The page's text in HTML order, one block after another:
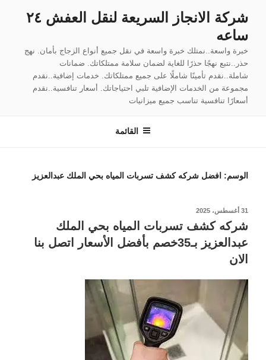
المحتوى
شركة الانجاز السريعة لنقل العفش ٢٤
ساعه
خبرة واسعة..نمتلك خبرة واسعة في نقل جميع أنواع الزجاج بأمان. نهج
حذر..نتبع نهجًا حذرًا للغاية لضمان سلامة ممتلكاتك. ضمانات
شاملة..نقدم تأمينًا شاملًا على جميع ممتلكاتك. خدمات إضافية..نقدم
مجموعة من الخدمات الإضافية تلبي احتياجاتك. أسعار تنافسية..نقدم
أسعارًا تنافسية تناسب جميع ميزانيات
القائمة
الوسم: افضل شركه كشف تسربات المياه بحي الملك عبدالعزيز
نُشر
31 أغسطس، 2025
شركه كشف تسربات المياه بحي الملك
عبدالعزيز بـ35خصم بأفضل الأسعار اتصل بنا
الان